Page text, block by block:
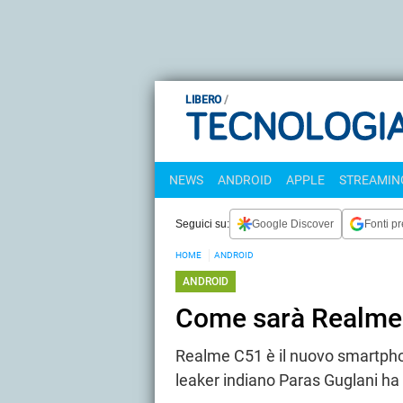
LIBERO
NEWS ANDROID APPLE
Seguici su: Google Discover Fonti
HOME ANDROID
ANDROID
Come sarà
Realme C51 è il nuovo
leaker indiano Paras Guglani